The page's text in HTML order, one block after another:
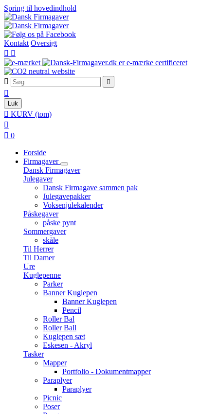
Spring til hovedindhold
Kontakt Oversigt
 
 

Luk
 KURV (tom)

 0
Forside
Firmagaver
Dansk Firmagaver
Julegaver
Dansk Firmagave sammen pak
Julegavepakker
Voksenjulekalender
Påskegaver
påske pynt
Sommergaver
skåle
Til Herrer
Til Damer
Ure
Kuglepenne
Parker
Banner Kuglepen
Banner Kuglepen
Pencil
Roller Bal
Roller Ball
Kuglepen sæt
Eskesen - Akryl
Tasker
Mapper
Portfolio - Dokumentmapper
Paraplyer
Paraplyer
Picnic
Poser